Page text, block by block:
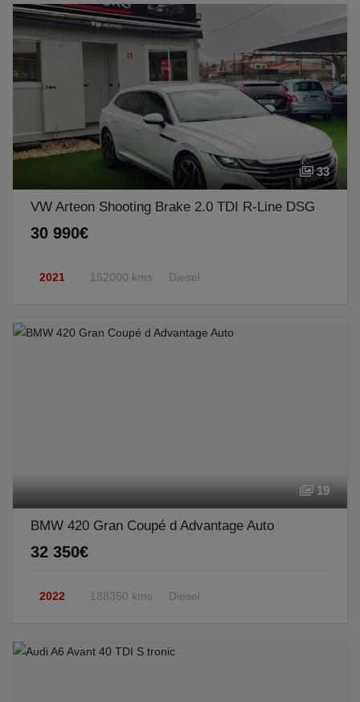
33
VW Arteon Shooting Brake 2.0 TDI R-Line DSG
30 990€
2021 152000 kms Diesel
19
BMW 420 Gran Coupé d Advantage Auto
32 350€
2022 188350 kms Diesel